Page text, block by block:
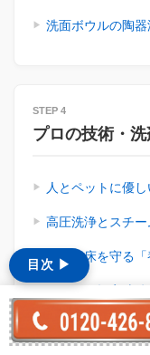
洗面ボウルの陶器
STEP 4
プロの技術・洗
人とペットに優し
高圧洗浄とスチ
家具や床を守る
万が一の損害賠償
目次 ▶︎